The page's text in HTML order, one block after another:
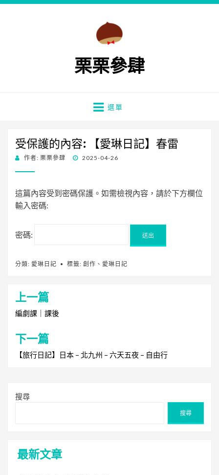
栗栗參肆
選單
受保護的內容: 【愛琳日記】春雷
作者: 栗栗參肆
發 2025-04-26
這篇內容受到密碼保護。如需檢視內容，請於下方欄位
輸入密碼:
密碼:
分類: 愛琳日記 標籤: 創作 、 愛琳日記
文
章
導
覽
上一篇
編劇課｜課後
下一篇
【旅行日記】日本 – 北九州 – 六天五夜 – 自由行
搜尋
搜尋
最新文章